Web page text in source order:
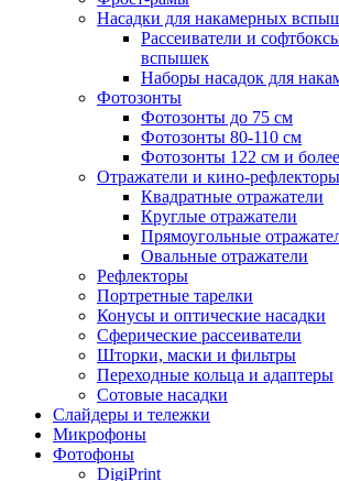
Насадки для накамерных
Рассеиватели и
вспышек
Наборы насадок для
Фотозонты
Фотозонты до 75 см
Фотозонты 80-110 см
Фотозонты 122 см и более
Отражатели и кино-рефлекторы
Квадратные отражатели
Круглые отражатели
Прямоугольные
Овальные отражатели
Рефлекторы
Портретные тарелки
Конусы и оптические насадки
Сферические рассеиватели
Шторки, маски и фильтры
Переходные кольца и адаптеры
Сотовые насадки
Слайдеры и тележки
Микрофоны
Фотофоны
DigiPrint